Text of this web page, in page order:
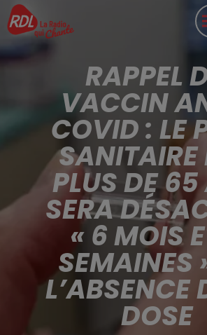
RAPPEL
VACCIN
COVID : LE
SANITAIRE
PLUS DE
SERA
« 6 MOIS
SEMAINES
L’ABSENCE
DOSE